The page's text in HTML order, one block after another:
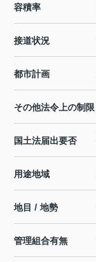
容積率
接道状況
都市計画
その他法令上の制限
国土法届出要否
用途地域
地目 / 地勢
管理組合有無